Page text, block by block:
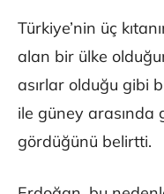
Türkiye’nin üç
alan bir ülke
asırlar olduğu gibi
ile güney arasında
gördüğünü belirtti.